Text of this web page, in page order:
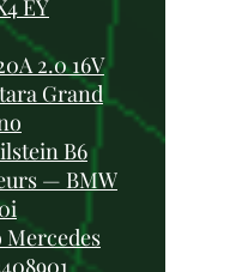
EY
2.0 16V
Grand
B6
— BMW